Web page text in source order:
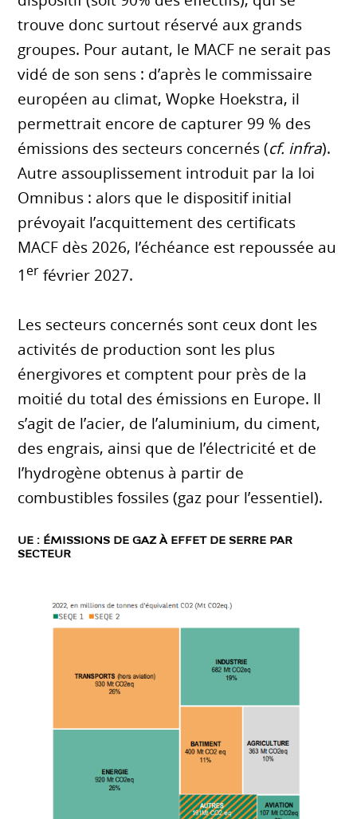
trouve donc surtout réservé aux grands
groupes. Pour autant, le MACF ne serait pas
vidé de son sens : d’après le commissaire
européen au climat, Wopke Hoekstra, il
permettrait encore de capturer 99 % des
émissions des secteurs concernés (cf. infra).
Autre assouplissement introduit par la loi
Omnibus : alors que le dispositif initial
prévoyait l’acquittement des certificats
MACF dès 2026, l’échéance est repoussée au
1 er février 2027.
Les secteurs concernés sont ceux dont les
activités de production sont les plus
énergivores et comptent pour près de la
moitié du total des émissions en Europe. Il
s’agit de l’acier, de l’aluminium, du ciment,
des engrais, ainsi que de l’électricité et de
l’hydrogène obtenus à partir de
combustibles fossiles (gaz pour l’essentiel).
UE : ÉMISSIONS DE GAZ À EFFET DE SERRE PAR
SECTEUR